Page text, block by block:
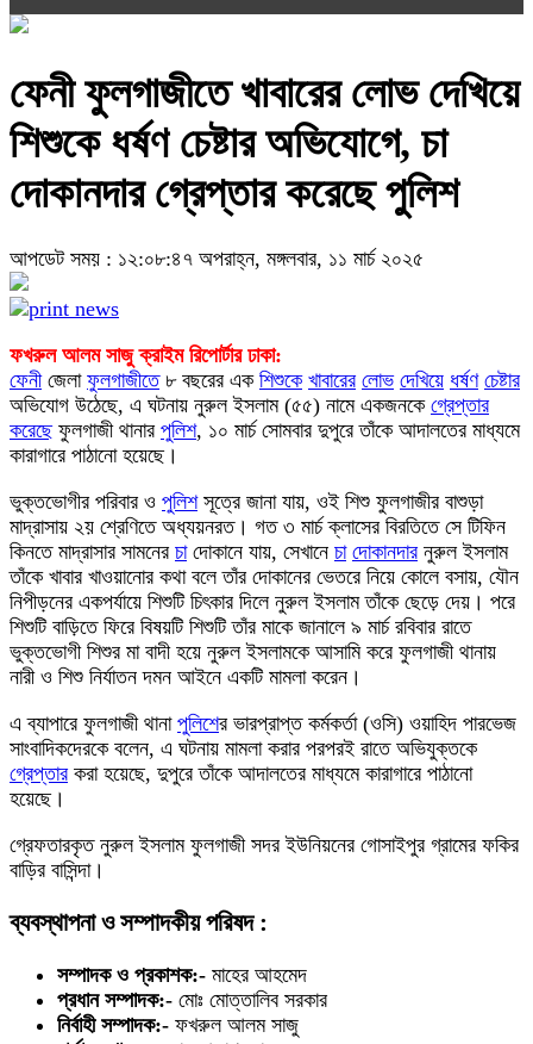
ফেনী ফুলগাজীতে খাবারের লোভ দেখিয়ে
শিশুকে ধর্ষণ চেষ্টার অভিযোগে, চা
দোকানদার গ্রেপ্তার করেছে পুলিশ
আপডেট সময় : ১২:০৮:৪৭ অপরাহ্ন, মঙ্গলবার, ১১ মার্চ ২০২৫
ফখরুল আলম সাজু ক্রাইম রিপোর্টার ঢাকা:
ফেনীজেলা ফুলগাজীতে৮ বছরের এক শিশুকে খাবারের লোভ দেখিয়ে ধর্ষণ চেষ্টার
অভিযোগ উঠেছে, এ ঘটনায় নুরুল ইসলাম (৫৫) নামে একজনকে গ্রেপ্তার
করেছেফুলগাজী থানার পুলিশ, ১০ মার্চ সোমবার দুপুরে তাঁকে আদালতের মাধ্যমে
কারাগারে পাঠানো হয়েছে।
ভুক্তভোগীর পরিবার ও পুলিশসূত্রে জানা যায়, ওই শিশু ফুলগাজীর বাশুড়া
মাদ্রাসায় ২য় শ্রেণিতে অধ্যয়নরত। গত ৩ মার্চ ক্লাসের বিরতিতে সে টিফিন
কিনতে মাদ্রাসার সামনের চাদোকানে যায়, সেখানে চা দোকানদারনুরুল ইসলাম
তাঁকে খাবার খাওয়ানোর কথা বলে তাঁর দোকানের ভেতরে নিয়ে কোলে বসায়, যৌন
নিপীড়নের একপর্যায়ে শিশুটি চিৎকার দিলে নুরুল ইসলাম তাঁকে ছেড়ে দেয়। পরে
শিশুটি বাড়িতে ফিরে বিষয়টি শিশুটি তাঁর মাকে জানালে ৯ মার্চ রবিবার রাতে
ভুক্তভোগী শিশুর মা বাদী হয়ে নুরুল ইসলামকে আসামি করে ফুলগাজী থানায়
নারী ও শিশু নির্যাতন দমন আইনে একটি মামলা করেন।
এ ব্যাপারে ফুলগাজী থানা পুলিশের ভারপ্রাপ্ত কর্মকর্তা (ওসি) ওয়াহিদ পারভেজ
সাংবাদিকদেরকে বলেন, এ ঘটনায় মামলা করার পরপরই রাতে অভিযুক্তকে
গ্রেপ্তারকরা হয়েছে, দুপুরে তাঁকে আদালতের মাধ্যমে কারাগারে পাঠানো
হয়েছে।
গ্রেফতারকৃত নুরুল ইসলাম ফুলগাজী সদর ইউনিয়নের গোসাইপুর গ্রামের ফকির
বাড়ির বাসিন্দা।
ব্যবস্থাপনা ও সম্পাদকীয় পরিষদ :
সম্পাদক ও প্রকাশক:- মাহের আহমেদ
প্রধান সম্পাদক:- মোঃ মোত্তালিব সরকার
নির্বাহী সম্পাদক:- ফখরুল আলম সাজু